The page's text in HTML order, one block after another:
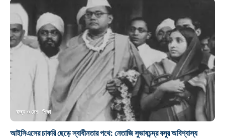
রাজ্য ও দেশ শিক্ষা
আইসিএসের চাকরি ছেড়ে স্বাধীনতার পথে: নেতাজি সুভাষচন্দ্র বসুর অবিশ্বাস্য